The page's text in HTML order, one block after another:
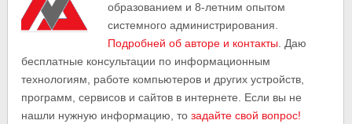
образованием и 8-летним опытом
системного администрирования.
Подробней об авторе и контакты. Даю
бесплатные консультации по информационным
технологиям, работе компьютеров и других устройств,
программ, сервисов и сайтов в интернете. Если вы не
нашли нужную информацию, тозадайте свой вопрос!